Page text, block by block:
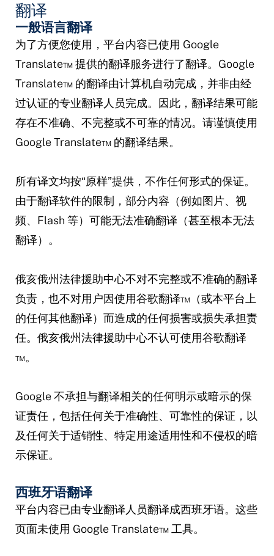
翻译
一般语言翻译
为了方便您使用，平台内容已使用 Google
Translate™ 提供的翻译服务进行了翻译。Google
Translate™ 的翻译由计算机自动完成，并非由经
过认证的专业翻译人员完成。因此，翻译结果可能
存在不准确、不完整或不可靠的情况。请谨慎使用
Google Translate™ 的翻译结果。
所有译文均按“原样”提供，不作任何形式的保证。
由于翻译软件的限制，部分内容（例如图片、视
频、Flash 等）可能无法准确翻译（甚至根本无法
翻译）。
俄亥俄州法律援助中心不对不完整或不准确的翻译
负责，也不对用户因使用谷歌翻译™（或本平台上
的任何其他翻译）而造成的任何损害或损失承担责
任。俄亥俄州法律援助中心不认可使用谷歌翻译
™。
Google 不承担与翻译相关的任何明示或暗示的保
证责任，包括任何关于准确性、可靠性的保证，以
及任何关于适销性、特定用途适用性和不侵权的暗
示保证。
西班牙语翻译
平台内容已由专业翻译人员翻译成西班牙语。这些
页面未使用 Google Translate™ 工具。